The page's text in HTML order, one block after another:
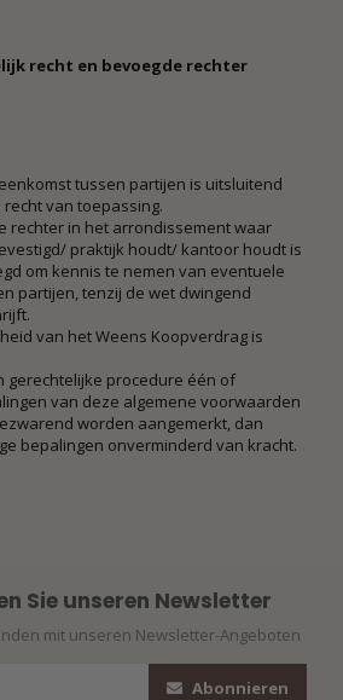
recht en bevoegde rechter
tussen partijen is uitsluitend
van toepassing.
rechter in het arrondissement waar
praktijk houdt/ kantoor houdt is
om kennis te nemen van eventuele
partijen, tenzij de wet dwingend
van het Weens Koopverdrag is
gerechtelijke procedure één of
van deze algemene voorwaarden
worden aangemerkt, dan
bepalingen onverminderd van kracht.
Sie unseren Newsletter
mit unseren Newsletter-Angeboten
Abonnieren